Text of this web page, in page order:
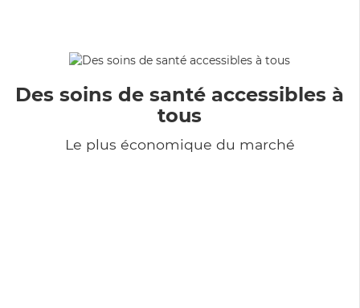
Des soins de santé accessibles à
tous
Le plus économique du marché